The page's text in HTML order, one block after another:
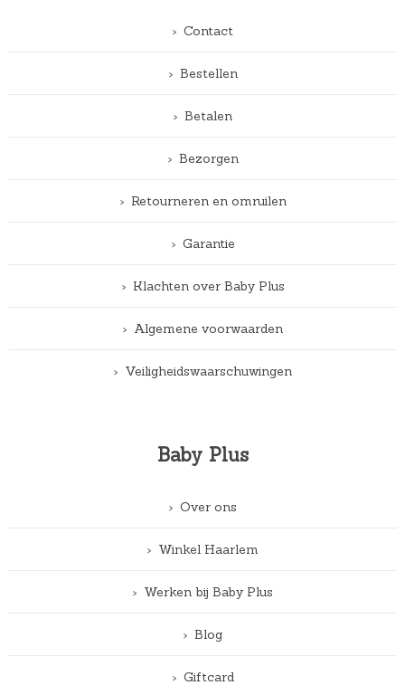
Contact
Bestellen
Betalen
Bezorgen
Retourneren en omruilen
Garantie
Klachten over Baby Plus
Algemene voorwaarden
Veiligheidswaarschuwingen
Baby Plus
Over ons
Winkel Haarlem
Werken bij Baby Plus
Blog
Giftcard